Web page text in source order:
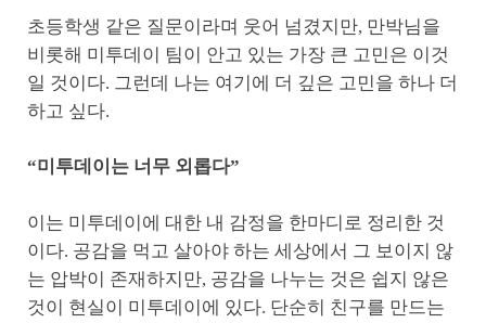
초등학생 같은 질문이라며 웃어 넘겼지만, 만박님을
비롯해 미투데이 팀이 안고 있는 가장 큰 고민은 이것
일 것이다. 그런데 나는 여기에 더 깊은 고민을 하나 더
하고 싶다.
“미투데이는 너무 외롭다”
이는 미투데이에 대한 내 감정을 한마디로 정리한 것
이다. 공감을 먹고 살아야 하는 세상에서 그 보이지 않
는 압박이 존재하지만, 공감을 나누는 것은 쉽지 않은
것이 현실이 미투데이에 있다. 단순히 친구를 만드는